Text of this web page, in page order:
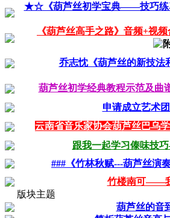
★☆《葫芦丝初学宝典——技巧
《葫芦丝高手之路》音频+视
乔志忱《葫芦丝的新技法
葫芦丝初学经典教程示范及
申请成立艺术
云南省音乐家协会葫芦丝巴乌
跟我一起学习傣味技
###《竹林秋赋---葫芦丝演
竹楼南可——
版块主题
葫芦丝的音